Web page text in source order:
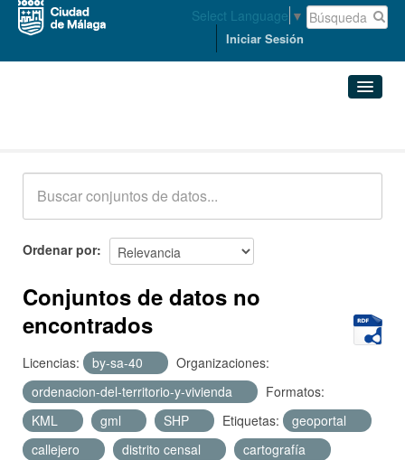
Select Language ▼
Iniciar Sesión
Acerca de
Ordenar por
Conjuntos de datos no
encontrados
Licencias: by-sa-40
Organizaciones:
ordenacion-del-territorio-y-vivienda
Formatos:
KML
gml SHP Etiquetas:
geoportal
callejero
distrito censal
cartografía